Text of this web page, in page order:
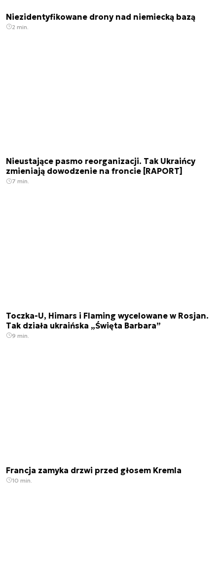
Niezidentyfikowane drony nad niemiecką bazą
2 min.
Nieustające pasmo reorganizacji. Tak Ukraińcy
zmieniają dowodzenie na froncie [RAPORT]
7 min.
Toczka-U, Himars i Flaming wycelowane w Rosjan.
Tak działa ukraińska „Święta Barbara”
9 min.
Francja zamyka drzwi przed głosem Kremla
10 min.